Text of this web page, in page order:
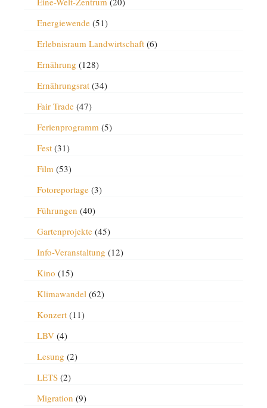
Energiewende(51)
Erlebnisraum Landwirtschaft(6)
Ernährung (128)
Ernährungsrat(34)
Fair Trade(47)
Ferienprogramm(5)
Fest(31)
Film(53)
Fotoreportage(3)
Führungen (40)
Gartenprojekte(45)
Info-Veranstaltung (12)
Kino (15)
Klimawandel(62)
Konzert(11)
LBV(4)
Lesung (2)
LETS(2)
Migration (9)